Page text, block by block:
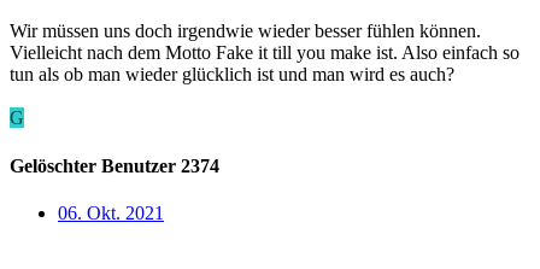
Wir müssen uns doch irgendwie wieder besser fühlen können.
Vielleicht nach dem Motto Fake it till you make ist. Also einfach so
tun als ob man wieder glücklich ist und man wird es auch?
G
Gelöschter Benutzer 2374
06. Okt. 2021